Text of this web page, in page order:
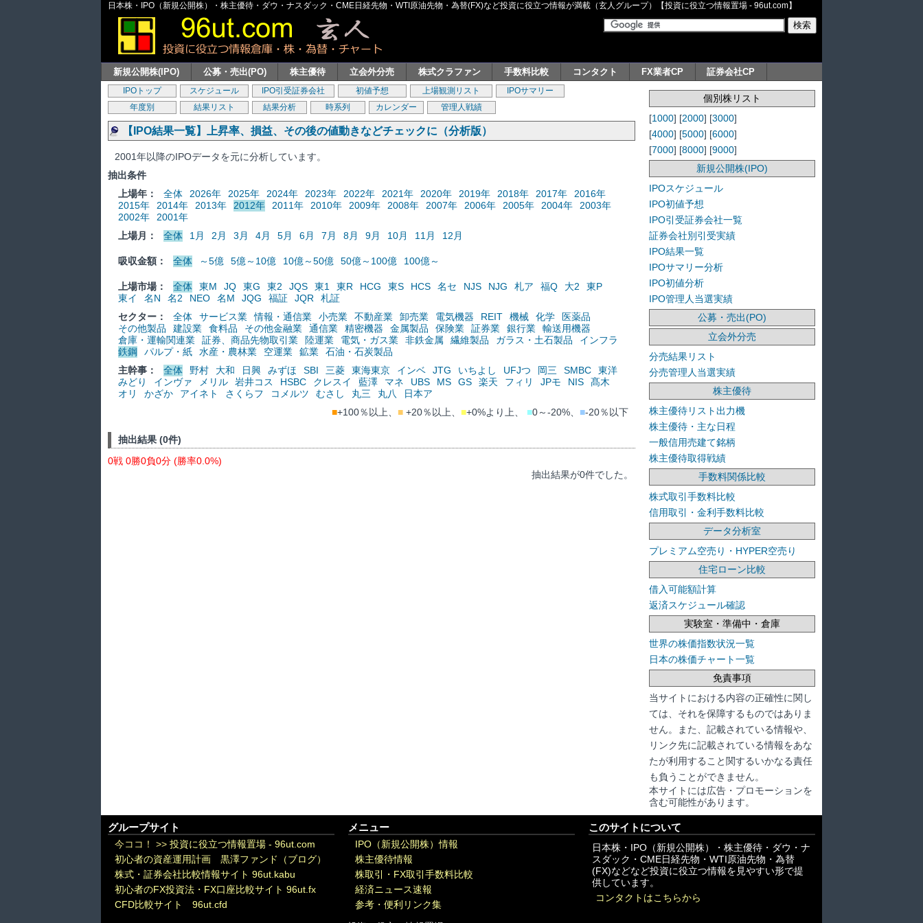
日本株・IPO（新規公開株）・株主優待・ダウ・ナスダック・CME日経先物・WTI原油先物・為替(FX)など投資に役立つ情報が満載（玄人グループ）【投資に役立つ情報置場 - 96ut.com】
新規公開株(IPO) 公募・売出(PO) 株主優待 立会外分売 株式クラファン 手数料比較 コンタクト FX業者CP 証券会社CP
IPOトップ スケジュール IPO引受証券会社 初値予想 上場観測リスト
IPOサマリー
年度別
結果リスト 結果分析 時系列 カレンダー 管理人戦績
【IPO結果一覧】上昇率、損益、その後の値動きなどチェックに（分析版）
2001年以降のIPOデータを元に分析しています。
抽出条件
上場年：
全体 2026年 2025年 2024年 2023年 2022年 2021年 2020年 2019年 2018年 2017年
2016年
2015年
2014年 2013年 2012年 2011年 2010年 2009年 2008年 2007年 2006年 2005年 2004年
2003年
2002年
2001年
上場月：
全体 1月 2月 3月 4月 5月 6月 7月 8月 9月 10月 11月 12月
吸収金額： 全体 ～5億 5億～10億 10億～50億 50億～100億 100億～
上場市場： 全体 東M JQ 東G 東2 JQS 東1 東R HCG 東S HCS 名セ NJS NJG 札ア 福Q 大2
東P
東イ
名N 名2 NEO 名M JQG 福証 JQR
札証
セクター：
全体 サービス業 情報・通信業 小売業 不動産業 卸売業 電気機器 REIT 機械 化学
医薬品
その他製品
建設業 食料品 その他金融業 通信業 精密機器 金属製品 保険業 証券業 銀行業
輸送用機器
倉庫・運輸関連業
証券、商品先物取引業 陸運業 電気・ガス業 非鉄金属 繊維製品 ガラス・土石製品
インフラ
鉄鋼
パルプ・紙 水産・農林業 空運業 鉱業
石油・石炭製品
主幹事：
全体 野村 大和 日興 みずほ SBI 三菱 東海東京 インベ JTG いちよし UFJつ 岡三 SMBC
東洋
みどり
インヴァ メリル 岩井コス HSBC クレスイ 藍澤 マネ UBS MS GS 楽天 フィリ JPモ NIS
髙木
オリ
かざか アイネト さくらフ コメルツ むさし 丸三 丸八
日本ア
■+100％以上、 ■+20％以上、 ■+0%より上、 ■0～-20%、 ■-20％以下
抽出結果 (0件)
0戦 0勝0負0分 (勝率0.0%)
抽出結果が0件でした。
個別株リスト
[1000] [2000] [3000]
[4000] [5000] [6000]
[7000] [8000] [9000]
新規公開株(IPO)
IPOスケジュール
IPO初値予想
IPO引受証券会社一覧
証券会社別引受実績
IPO結果一覧
IPOサマリー分析
IPO初値分析
IPO管理人当選実績
公募・売出(PO)
立会外分売
分売結果リスト
分売管理人当選実績
株主優待
株主優待リスト出力機
株主優待・主な日程
一般信用売建て銘柄
株主優待取得戦績
手数料関係比較
株式取引手数料比較
信用取引・金利手数料比較
データ分析室
プレミアム空売り・HYPER空売り
住宅ローン比較
借入可能額計算
返済スケジュール確認
実験室・準備中・倉庫
世界の株価指数状況一覧
日本の株価チャート一覧
免責事項
当サイトにおける内容の正確性に関し
ては、それを保障するものではありま
せん。また、記載されている情報や、
リンク先に記載されている情報をあな
たが利用すること関するいかなる責任
も負うことができません。
本サイトには広告・プロモーションを
含む可能性があります。
グループサイト
今ココ！ >> 投資に役立つ情報置場 - 96ut.com
初心者の資産運用計画 黒澤ファンド（ブログ）
株式・証券会社比較情報サイト 96ut.kabu
初心者のFX投資法・FX口座比較サイト 96ut.fx
CFD比較サイト 96ut.cfd
メニュー
IPO（新規公開株）情報
株主優待情報
株取引・FX取引手数料比較
経済ニュース速報
参考・便利リンク集
このサイトについて
日本株・IPO（新規公開株）・株主優待・ダウ・ナ
スダック・CME日経先物・WTI原油先物・為替
(FX)などなど投資に役立つ情報を見やすい形で提
供しています。
コンタクトはこちらから